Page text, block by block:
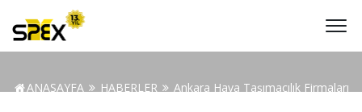
ANASAYFA HABERLER Ankara Hava Taşımacılık Firmaları